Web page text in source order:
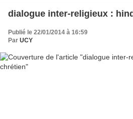
dialogue inter-religieux :
Publié le 22/01/2014 à 16:59
Par UCY